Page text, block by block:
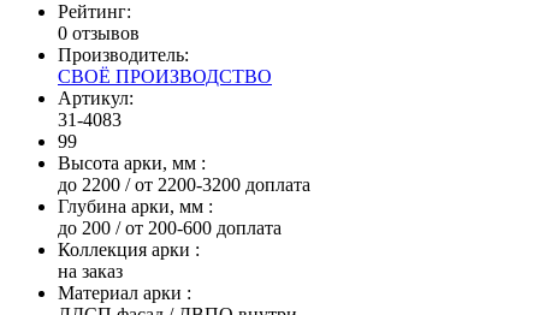
Рейтинг:
0 отзывов
Производитель:
СВОЁ ПРОИЗВОДСТВО
Артикул:
31-4083
99
Высота арки, мм :
до 2200 / от 2200-3200 доплата
Глубина арки, мм :
до 200 / от 200-600 доплата
Коллекция арки :
на заказ
Материал арки :